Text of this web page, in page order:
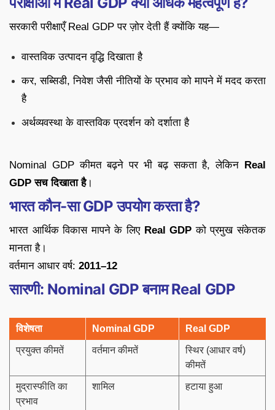
सरकारी परीक्षाएँ Real GDP पर ज़ोर देती हैं क्योंकि यह—
वास्तविक उत्पादन वृद्धि दिखाता है
कर, सब्सिडी, निवेश जैसी नीतियों के प्रभाव को मापने में मदद करता
है
अर्थव्यवस्था के वास्तविक प्रदर्शन को दर्शाता है
Nominal GDP कीमत बढ़ने पर भी बढ़ सकता है, लेकिन Real
GDP सच दिखाता है।
भारत कौन-सा GDP उपयोग करता है?
भारत आर्थिक विकास मापने के लिए Real GDP को प्रमुख संकेतक
मानता है।
वर्तमान आधार वर्ष: 2011–12
सारणी: Nominal GDP बनाम Real GDP
विशेषता Nominal GDP Real GDP
प्रयुक्त कीमतें वर्तमान कीमतें
स्थिर (आधार वर्ष)
कीमतें
मुद्रास्फीति का
प्रभाव
शामिल हटाया हुआ